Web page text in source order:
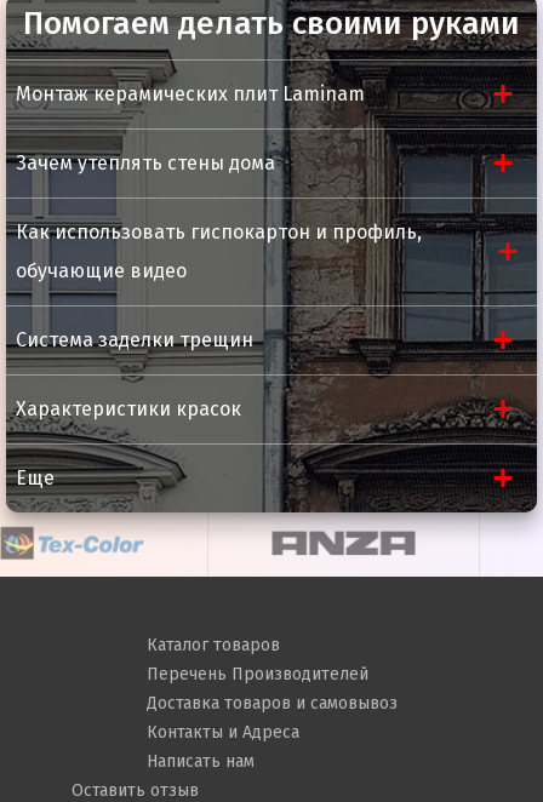
Помогаем делать своими руками
Монтаж керамических плит Laminam
Зачем утеплять стены дома
Как использовать гиспокартон и профиль,
обучающие видео
Система заделки трещин
Характеристики красок
Еще
Каталог товаров
Перечень Производителей
Доставка товаров и самовывоз
Контакты и Адреса
Написать нам
Оставить отзыв